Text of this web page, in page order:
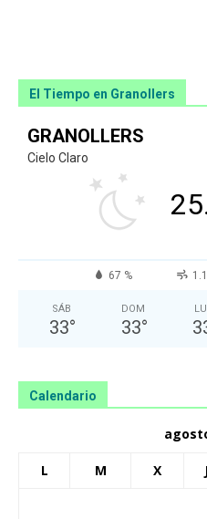
El Tiempo en Granollers
GRANOLLERS
Cielo Claro
67 %
SÁB
33°
DOM
33°
Calendario
L M X